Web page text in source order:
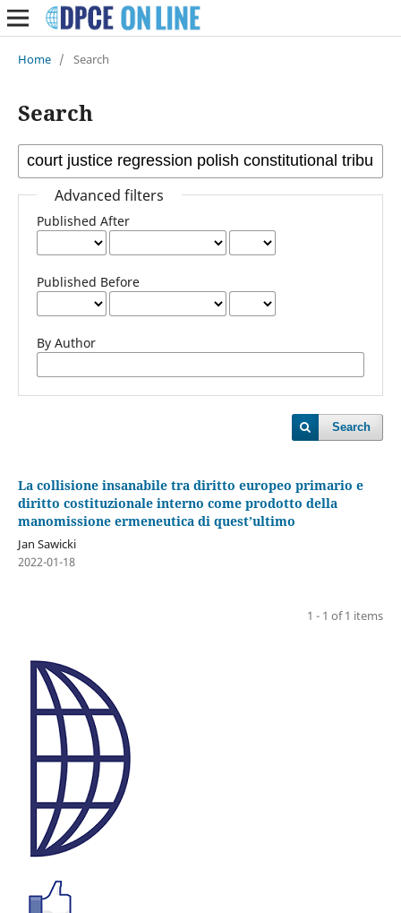
Home / Search
Search
Advanced filters
Published After
Published Before
By Author
Search
La collisione insanabile tra diritto europeo primario e
diritto costituzionale interno come prodotto della
manomissione ermeneutica di quest’ultimo
Jan Sawicki
2022-01-18
1 - 1 of 1 items